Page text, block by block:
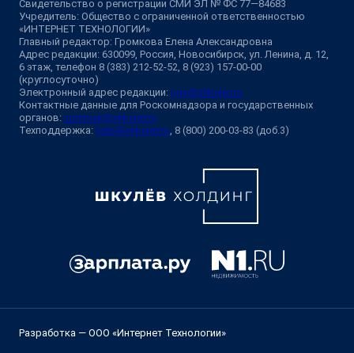
Свидетельство о регистрации СМИ ЭЛ № ФС 77—84683
Учредитель: Общество с ограниченной ответственностью
«ИНТЕРНЕТ ТЕХНОЛОГИИ»
Главный редактор: Громкова Елена Александровна
Адрес редакции: 630099, Россия, Новосибирск, ул. Ленина, д. 12,
6 этаж, телефон 8 (383) 212-52-52, 8 (923) 157-00-00
(круглосуточно)
Электронный адрес редакции: ngs@shkulev.ru
Контактные данные для Роскомнадзора и государственных
органов: juristnsk@shkulev.ru
Техподдержка: help@shkulev.ru, 8 (800) 200-03-83 (доб.3)
Разработка — ООО «Интернет Технологии»